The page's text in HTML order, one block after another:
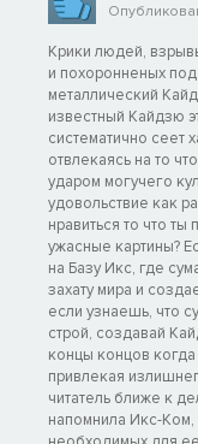
Крики людей,
и похоронненых под
металлический
известный Кайдзю
систематично сеет
отвлекаясь на то
ударом могучего
удовольствие как
нравиться то что
ужасные картины?
на Базу Икс, где
захату мира и
если узнаешь, что
строй, создавай
концы концов
привлекая
читатель ближе к
напомнила Икс-Ком,